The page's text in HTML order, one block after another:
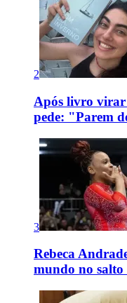
2
Após livro virar
pede: "Parem
3
Rebeca
mundo no salto